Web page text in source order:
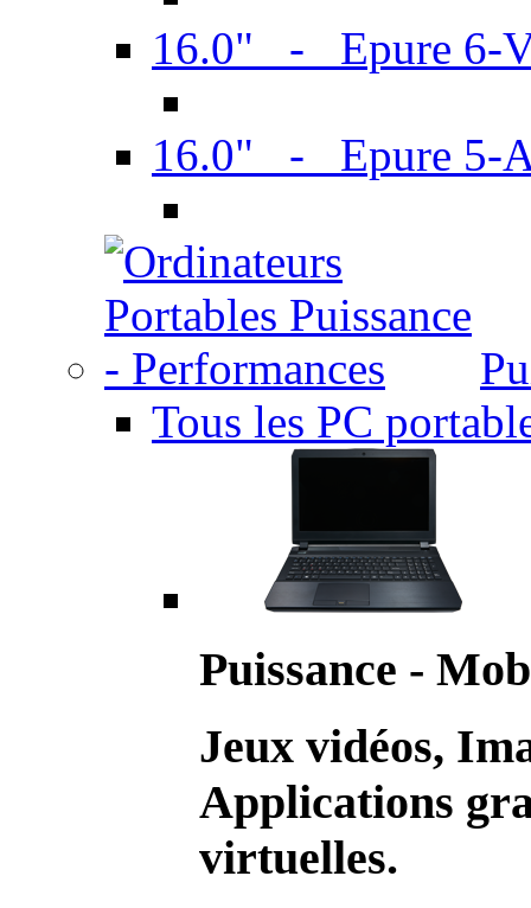
16.0" - Epure 6-
16.0" - Epure 5-
Tous les PC
Puissance -
Jeux vidéos,
Applications
virtuelles.